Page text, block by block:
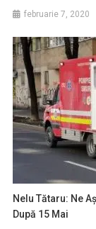
februarie 7, 2020
Nelu Tătaru: Ne
După 15 Mai